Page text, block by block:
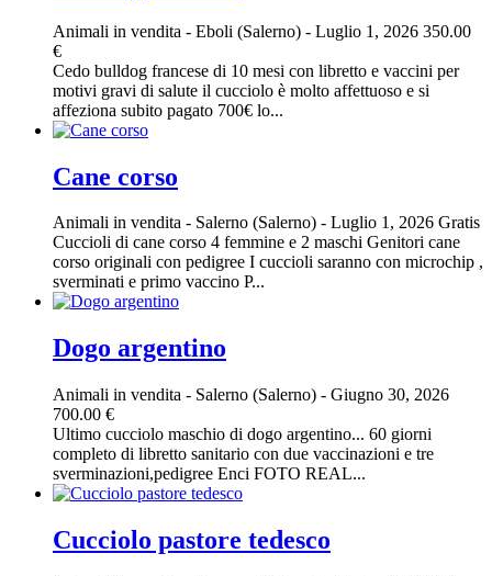
Animali in vendita - Eboli (Salerno) - Luglio 1, 2026 350.00
€
Cedo bulldog francese di 10 mesi con libretto e vaccini per
motivi gravi di salute il cucciolo è molto affettuoso e si
affeziona subito pagato 700€ lo...
Cane corso
Animali in vendita - Salerno (Salerno) - Luglio 1, 2026 Gratis
Cuccioli di cane corso 4 femmine e 2 maschi Genitori cane
corso originali con pedigree I cuccioli saranno con microchip ,
sverminati e primo vaccino P...
Dogo argentino
Animali in vendita - Salerno (Salerno) - Giugno 30, 2026
700.00 €
Ultimo cucciolo maschio di dogo argentino... 60 giorni
completo di libretto sanitario con due vaccinazioni e tre
sverminazioni,pedigree Enci FOTO REAL...
Cucciolo pastore tedesco